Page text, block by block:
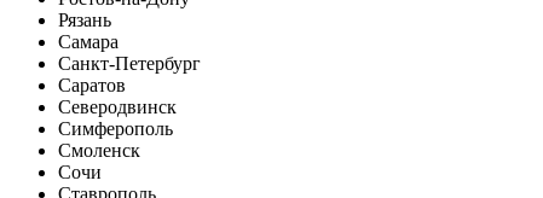
Рязань
Самара
Санкт-Петербург
Саратов
Северодвинск
Симферополь
Смоленск
Сочи
Ставрополь